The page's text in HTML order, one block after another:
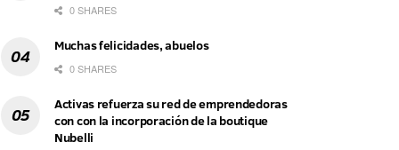
0 SHARES
Muchas felicidades, abuelos
0 SHARES
Activas refuerza su red de emprendedoras
con con la incorporación de la boutique
Nubelli